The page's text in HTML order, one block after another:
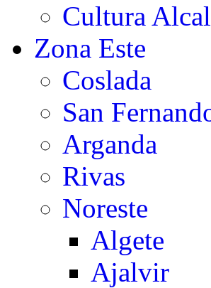
Cultura
Zona Este
Coslada
San
Arganda
Rivas
Noreste
Algete
Ajalvir